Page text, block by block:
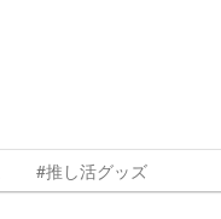
#推し活グッズ